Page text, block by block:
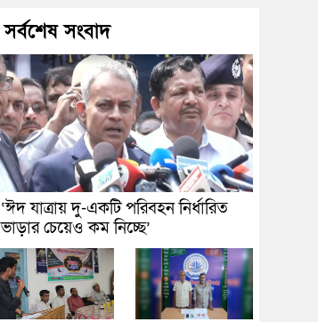
সর্বশেষ সংবাদ
‘ঈদ যাত্রায় দু-একটি পরিবহন নির্ধারিত
ভাড়ার চেয়েও কম নিচ্ছে’